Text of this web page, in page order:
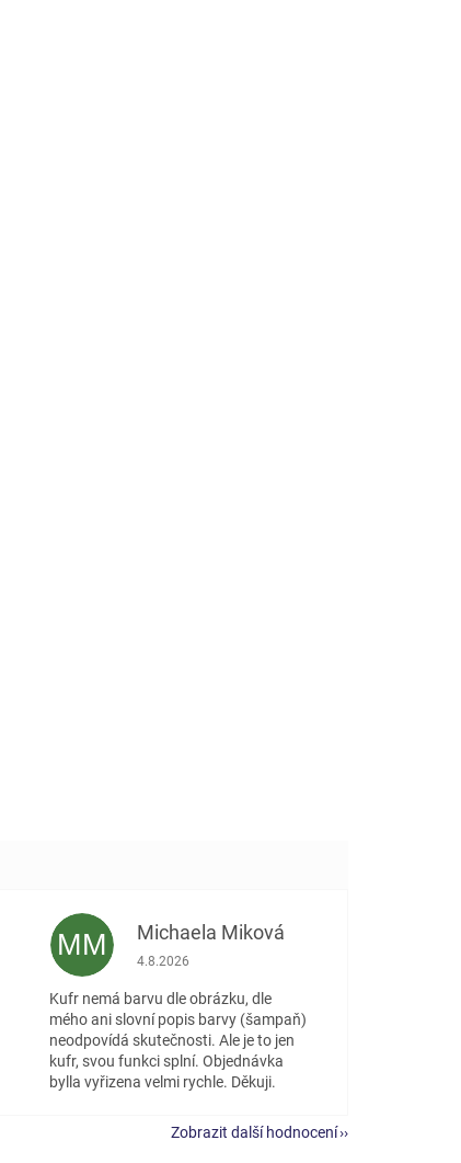
5 hvězdiček.
MM Michaela Miková
Hodnocení obchodu je 5 z 5 hvězdiček.
4.8.2026
Kufr nemá barvu dle obrázku, dle
mého ani slovní popis barvy (šampaň)
neodpovídá skutečnosti. Ale je to jen
kufr, svou funkci splní. Objednávka
bylla vyřizena velmi rychle. Děkuji.
Zobrazit další hodnocení